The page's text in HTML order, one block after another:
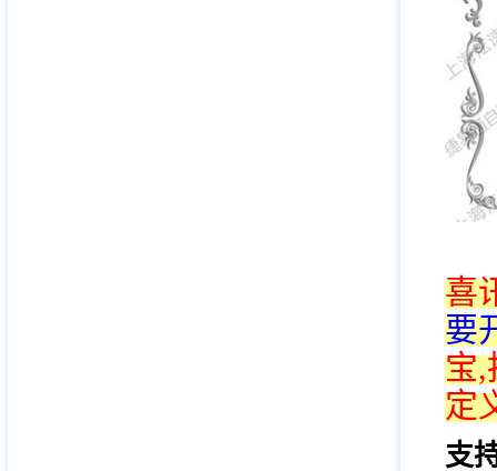
喜
要
宝,
定
支